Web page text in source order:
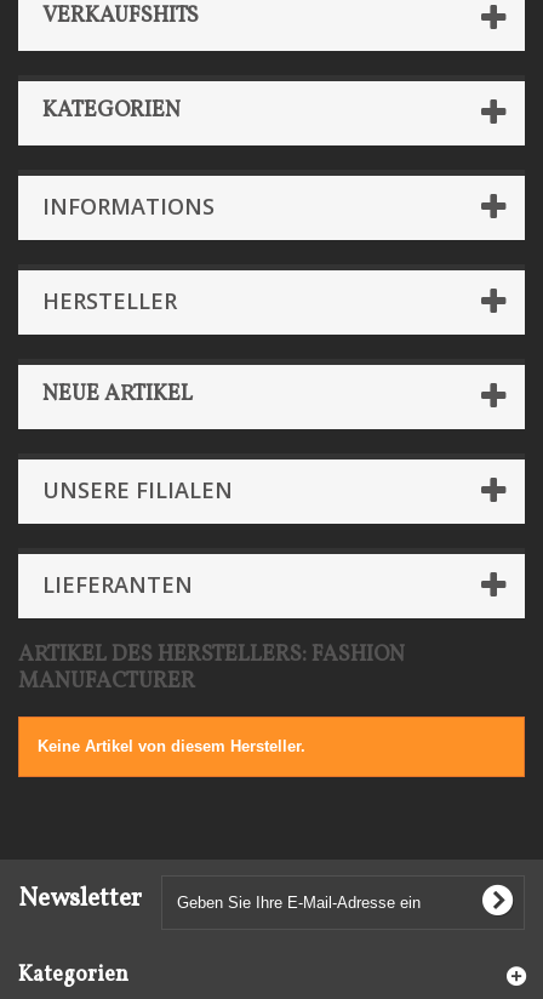
VERKAUFSHITS
KATEGORIEN
INFORMATIONS
HERSTELLER
NEUE ARTIKEL
UNSERE FILIALEN
LIEFERANTEN
ARTIKEL DES HERSTELLERS: FASHION
MANUFACTURER
Keine Artikel von diesem Hersteller.
Newsletter
Kategorien